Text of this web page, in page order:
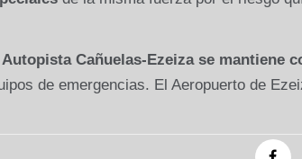
Autopista Cañuelas-Ezeiza se mantiene
de emergencias. El Aeropuerto de